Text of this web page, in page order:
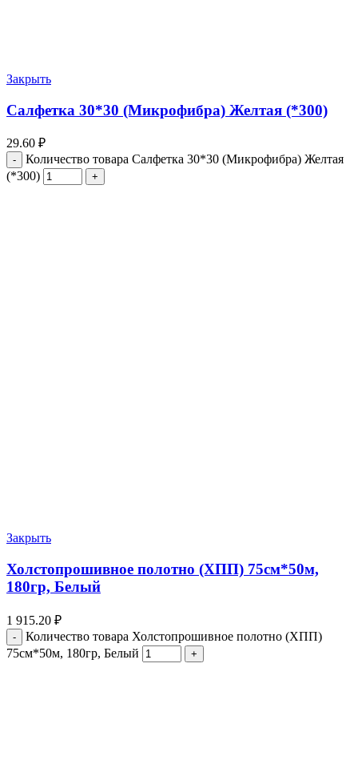
Закрыть
Салфетка 30*30 (Микрофибра) Желтая (*300)
29.60 ₽
Количество товара Салфетка 30*30 (Микрофибра) Желтая
(*300)
Закрыть
Холстопрошивное полотно (ХПП) 75см*50м,
180гр, Белый
1 915.20 ₽
Количество товара Холстопрошивное полотно (ХПП)
75см*50м, 180гр, Белый